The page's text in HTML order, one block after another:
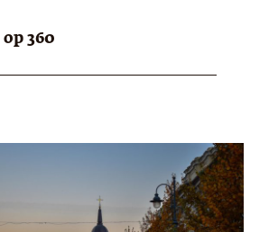
op 360